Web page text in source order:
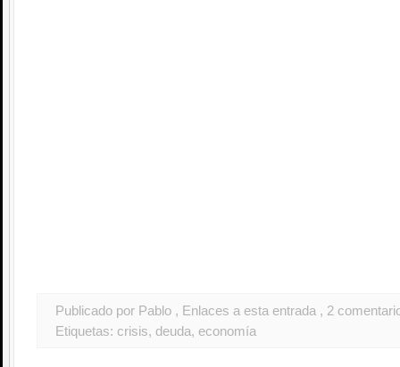
Publicado por Pablo , Enlaces a esta entrada , 2
Etiquetas: crisis, deuda, economía